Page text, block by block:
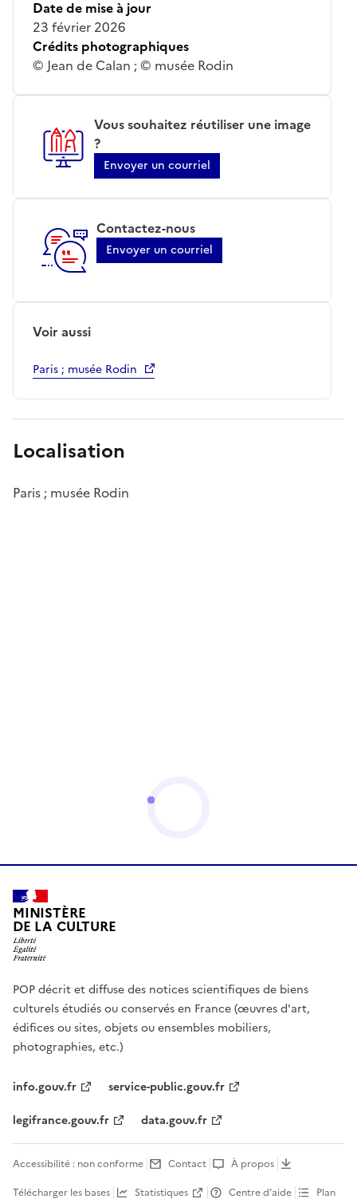
Date de mise à jour
23 février 2026
Crédits photographiques
© Jean de Calan ; © musée Rodin
Vous souhaitez réutiliser une image
?
Envoyer un courriel
Contactez-nous
Envoyer un courriel
Voir aussi
Paris ; musée Rodin
Localisation
Paris ; musée Rodin
MINISTÈRE
DE LA CULTURE
POP décrit et diffuse des notices scientifiques de biens
culturels étudiés ou conservés en France (œuvres d'art,
édifices ou sites, objets ou ensembles mobiliers,
photographies, etc.)
info.gouv.fr
service-public.gouv.fr
legifrance.gouv.fr
data.gouv.fr
Accessibilité : non conforme Contact
À propos
Télécharger les bases
Statistiques Centre d’aide Plan